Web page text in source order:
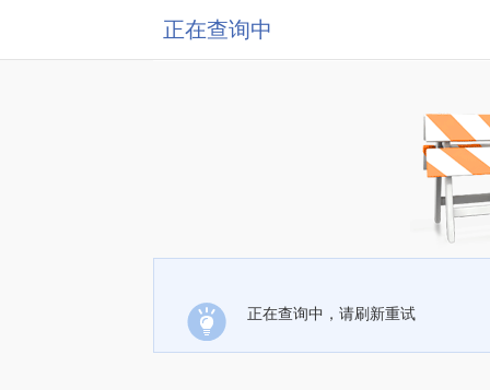
正在查询中
正在查询中，请刷新重试